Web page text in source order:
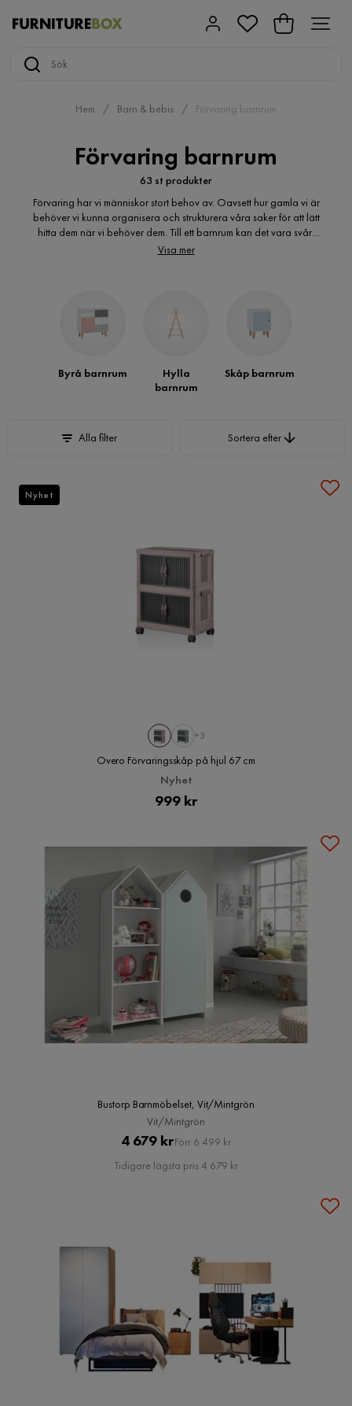
Hem Barn & bebis Förvaring barnrum
Förvaring barnrum
63 st produkter
Förvaring har vi människor stort behov av. Oavsett hur gamla vi är
behöver vi kunna organisera och strukturera våra saker för att lätt
hitta dem när vi behöver dem. Till ett barnrum kan det vara svårt
att veta vilken förvaringslösning som passar, eller vilken
kort tid kan jämföra många möbler, fler än om man är i en fysisk
butik. Man man dessutom mäta möjliga ytor i rummet och
diskutera med barnet eller andra som bor i bostaden.
Visa mer
Byrå barnrum
Hylla
barnrum
Skåp barnrum
Alla filter Sortera efter
+3
Overo Förvaringsskåp på hjul 67 cm
Nyhet
Pris
999 kr
Nyhet
Bustorp Barnmöbelset, Vit/Mintgrön
Vit/Mintgrön
Pris
4 679 krOriginal
Pris
Förr 6 499 kr
Tidigare lägsta pris 4 679 kr